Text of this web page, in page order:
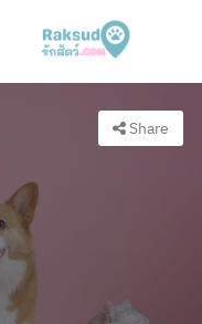
Share